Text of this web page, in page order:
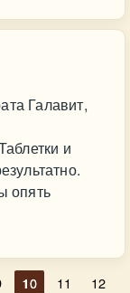
Галавит,
и
опять
10 11
12